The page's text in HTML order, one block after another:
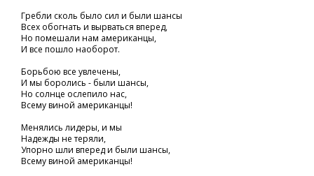
Гребли сколь было сил и были шансы
Всех обогнать и вырваться вперед,
Но помешали нам американцы,
И все пошло наоборот.
Борьбою все увлечены,
И мы боролись - были шансы,
Но солнце ослепило нас,
Всему виной американцы!
Менялись лидеры, и мы
Надежды не теряли,
Упорно шли вперед и были шансы,
Всему виной американцы!